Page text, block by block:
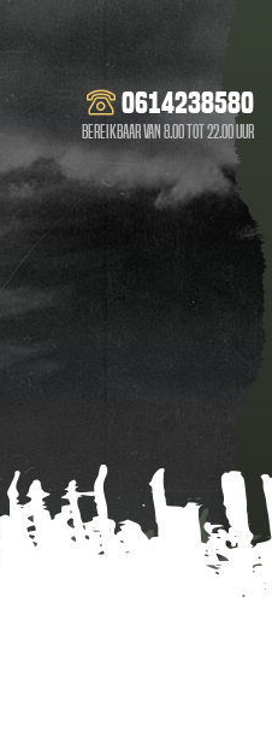
0614238580
Bereikbaar van 8.00 tot 22.00 uur